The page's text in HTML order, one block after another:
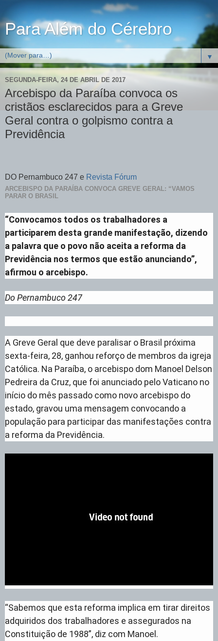
Para Além do Cérebro
▼
SEGUNDA-FEIRA, 24 DE ABRIL DE 2017
Arcebispo da Paraíba convoca os
cristãos esclarecidos para a Greve
Geral contra o golpismo contra a
Previdência
DO Pernambuco 247 e Revista Fórum
ARCEBISPO DA PARAÍBA CONVOCA GREVE GERAL: “VAMOS
PARAR O BRASIL
“Convocamos todos os trabalhadores a
participarem desta grande manifestação, dizendo
a palavra que o povo não aceita a reforma da
Previdência nos termos que estão anunciando”,
afirmou o arcebispo.
Do Pernambuco 247
A Greve Geral que deve paralisar o Brasil próxima
sexta-feira, 28, ganhou reforço de membros da igreja
Católica. Na Paraíba, o arcebispo dom Manoel Delson
Pedreira da Cruz, que foi anunciado pelo Vaticano no
início do mês passado como novo arcebispo do
estado, gravou uma mensagem convocando a
população para participar das manifestações contra
a reforma da Previdência.
“Sabemos que esta reforma implica em tirar direitos
adquiridos dos trabalhadores e assegurados na
Constituição de 1988”, diz com Manoel.